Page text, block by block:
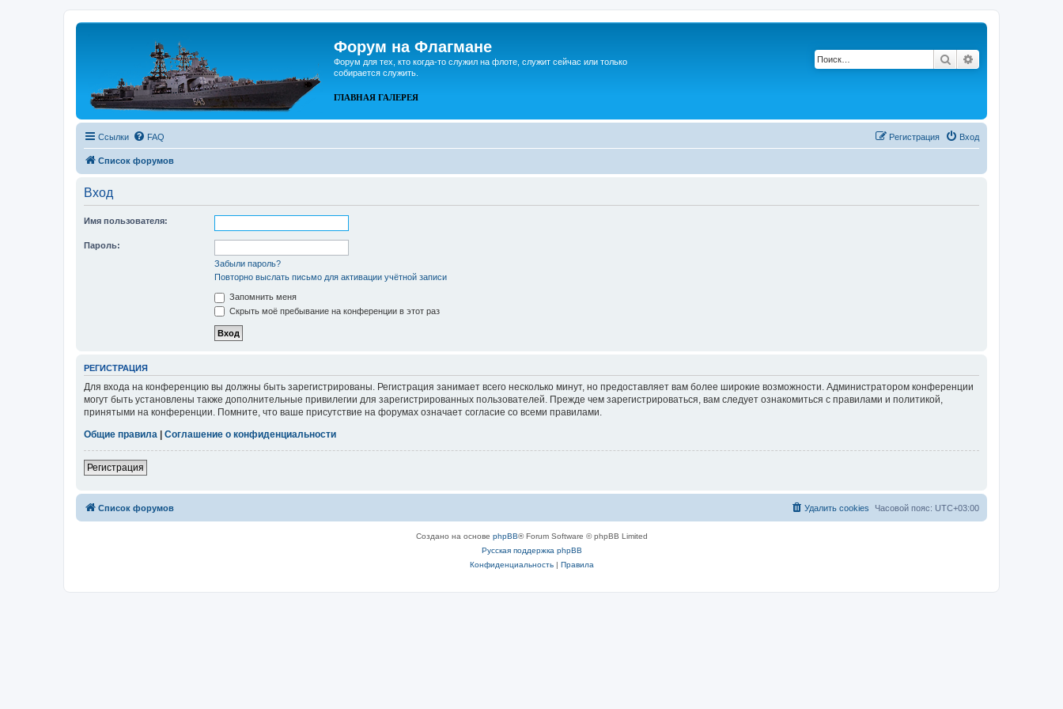
Форум на Флагмане
Форум для тех, кто когда-то служил на флоте, служит сейчас или только
собирается служить.
ГЛАВНАЯ ГАЛЕРЕЯ
Поиск
Ссылки FAQ Вход
Регистрация
Список форумов
Вход
Имя пользователя:
Пароль:
Забыли пароль?
Повторно выслать письмо для активации учётной записи
Запомнить меня
Скрыть моё пребывание на конференции в этот раз
РЕГИСТРАЦИЯ
Для входа на конференцию вы должны быть зарегистрированы. Регистрация занимает всего несколько минут, но предоставляет вам более широкие возможности. Администратором конференции
могут быть установлены также дополнительные привилегии для зарегистрированных пользователей. Прежде чем зарегистрироваться, вам следует ознакомиться с правилами и политикой,
принятыми на конференции. Помните, что ваше присутствие на форумах означает согласие со всеми правилами.
Общие правила | Соглашение о конфиденциальности
Регистрация
Список форумов Часовой пояс: UTC+03:00
Удалить cookies
Создано на основе phpBB® Forum Software © phpBB Limited
Русская поддержка phpBB
Конфиденциальность| Правила